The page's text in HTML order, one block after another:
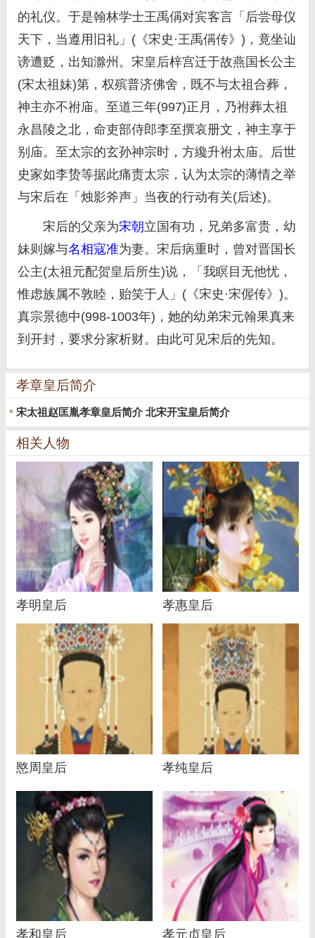
的礼仪。于是翰林学士王禹偁对宾客言「后尝母仪
天下，当遵用旧礼」(《宋史·王禹偁传》)，竟坐讪
谤遭贬，出知滁州。宋皇后梓宫迁于故燕国长公主
(宋太祖妹)第，权殡普济佛舍，既不与太祖合葬，
神主亦不祔庙。至道三年(997)正月，乃祔葬太祖
永昌陵之北，命吏部侍郎李至撰哀册文，神主享于
别庙。至太宗的玄孙神宗时，方纔升祔太庙。后世
史家如李贽等据此痛责太宗，认为太宗的薄情之举
与宋后在「烛影斧声」当夜的行动有关(后述)。
宋后的父亲为宋朝立国有功，兄弟多富贵，幼
妹则嫁与名相寇准为妻。宋后病重时，曾对晋国长
公主(太祖元配贺皇后所生)说，「我瞑目无他忧，
惟虑族属不敦睦，贻笑于人」(《宋史·宋偓传》)。
真宗景德中(998-1003年)，她的幼弟宋元翰果真来
到开封，要求分家析财。由此可见宋后的先知。
孝章皇后简介
宋太祖赵匡胤孝章皇后简介 北宋开宝皇后简介
相关人物
孝明皇后 孝惠皇后
愍周皇后 孝纯皇后
孝和皇后 孝元贞皇后